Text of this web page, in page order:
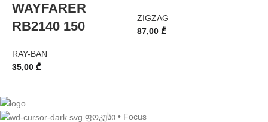
WAYFARER
RB2140 150
RAY-BAN
35,00 ₾
ZIGZAG
87,00 ₾
ფოკუსი • Focus